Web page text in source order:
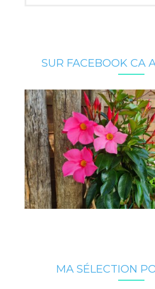
SUR FACEBOOK CA
MA SÉLECTION